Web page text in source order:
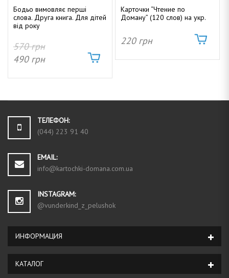
и
з
5
Бодьо вимовляє перші
слова. Друга книга. Для дітей
від року
570грн
490 грн
из 5
Карточки “Чтение по
Доману” (120 слов) на укр.
220 грн
ТЕЛЕФОН:
(044) 223 91 40
EMAIL:
info@kartochki-domana.com.ua
INSTAGRAM:
@vunderkind_z_pelushok
ИНФОРМАЦИЯ
КАТАЛОГ